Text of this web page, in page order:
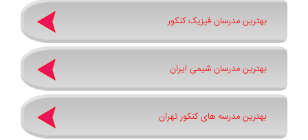
بهترین مدرسان فیزیک کنکور
بهترین مدرسان شیمی ایران
بهترین مدرسه های کنکور تهران